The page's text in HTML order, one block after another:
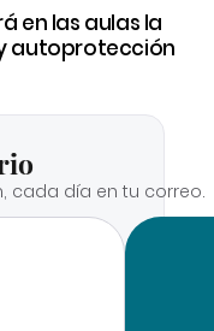
en las aulas la
autoprotección
cada día en tu correo.